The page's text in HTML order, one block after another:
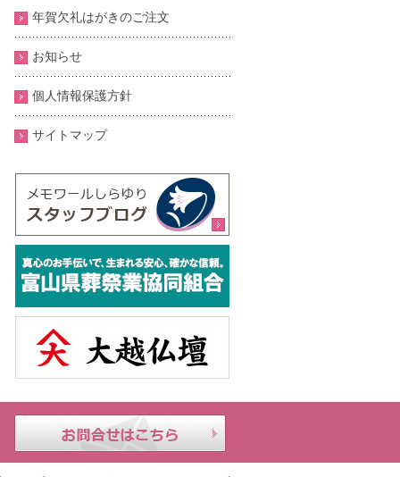
年賀欠礼はがきのご注文
お知らせ
個人情報保護方針
サイトマップ
らゆ休｜